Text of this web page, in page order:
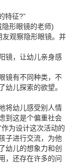
特征?”
形眼镜的老师)
观察隐形眼镜。并
，让幼儿亲身感
有不同种类，不
幼儿探索的欲望。
幼儿感受别人情
到这是个偏重社会
作为设计这次活动的
子进行交流，为他
幼儿的想象力和创
，还存在许多的问